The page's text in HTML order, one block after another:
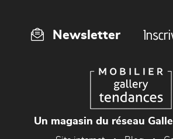
Newsletter
Un magasin du réseau